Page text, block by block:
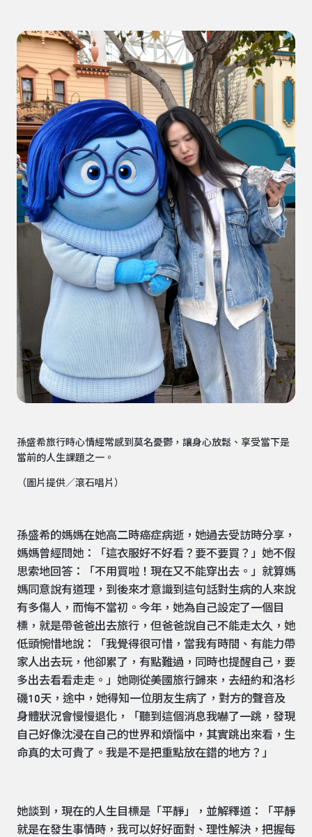
孫盛希旅行時心情經常感到莫名憂鬱，讓身心放鬆、享受當下是
當前的人生課題之一。
（圖片提供／滾石唱片）
孫盛希的媽媽在她高二時癌症病逝，她過去受訪時分享，
媽媽曾經問她：「這衣服好不好看？要不要買？」她不假
思索地回答：「不用買啦！現在又不能穿出去。」就算媽
媽同意說有道理，到後來才意識到這句話對生病的人來說
有多傷人，而悔不當初。今年，她為自己設定了一個目
標，就是帶爸爸出去旅行，但爸爸說自己不能走太久，她
低頭惋惜地說：「我覺得很可惜，當我有時間、有能力帶
家人出去玩，他卻累了，有點難過，同時也提醒自己，要
多出去看看走走。」她剛從美國旅行歸來，去紐約和洛杉
磯10天，途中，她得知一位朋友生病了，對方的聲音及
身體狀況會慢慢退化，「聽到這個消息我嚇了一跳，發現
自己好像沈浸在自己的世界和煩惱中，其實跳出來看，生
命真的太可貴了。我是不是把重點放在錯的地方？」
她談到，現在的人生目標是「平靜」，並解釋道：「平靜
就是在發生事情時，我可以好好面對、理性解決，把握每